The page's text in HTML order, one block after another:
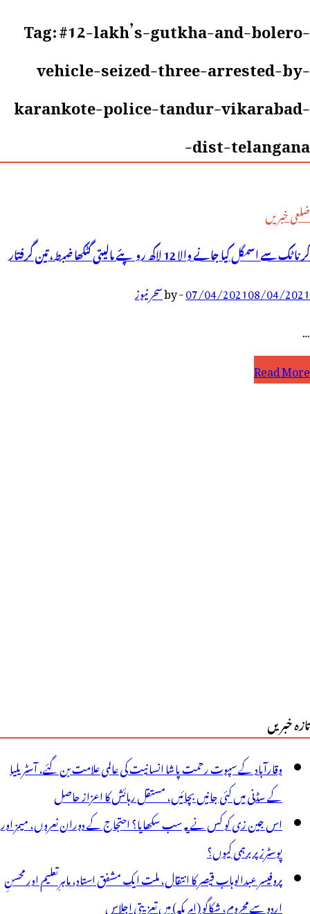
Tag:#12-lakh’s-gutkha-and-bolero-
vehicle-seized-three-arrested-by-
karankote-police-tandur-vikarabad-
dist-telangana-
ضلعی خبریں
کرناٹک سے اسمگل کیا جانے والا 12 لاکھ روپئے مالیتی گٹکھا ضبط، تین گرفتار
07/04/202108/04/2021
-
byسحر نیوز
…
کرناٹک
گرفتار
Read More
تازہ خبریں
وقارآباد کے سپوت رحمت پاشا انسانیت کی عالمی علامت بن گئے، آسٹریلیا
کے سڈنی میں کئی جانیں بچائیں، مستقل رہائش کا اعزاز حاصل
اس جین زی کو کس نے یہ سب سکھایا؟ احتجاج کے دوران نعروں، میمز اور
پوسٹرز پر برہمی کیوں؟
پروفیسر عبدالوہاب قیصر کا انتقال، ملت ایک مشفق استاد، ماہرِتعلیم اور محسنِ
اردو سے محروم، شکاگو (امریکہ) میں تعزیتی اجلاس